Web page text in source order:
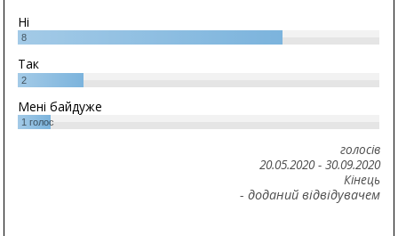
Ні
8
Так
2
Мені байдуже
1 голос
голосів
20.05.2020- 30.09.2020
Кінець
- доданий відвідувачем